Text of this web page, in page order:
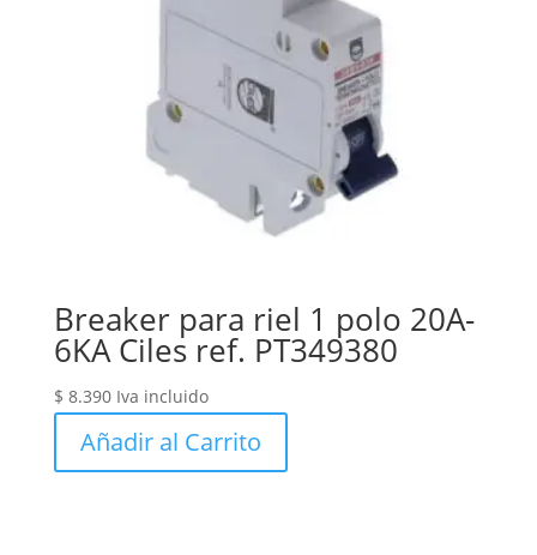
Breaker para riel 1 polo 20A-
6KA Ciles ref. PT349380
$ 8.390 Iva incluido
Añadir al Carrito